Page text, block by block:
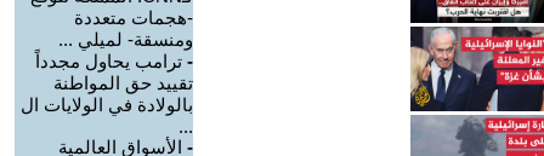
-هجمات متعددة
ومنسقة- لميلي ...
- ترامب يحاول مجدداً
تقييد حق المواطنة
بالولادة في الولايات ال
...
- الأسواق العالمية